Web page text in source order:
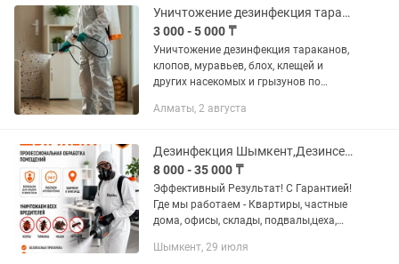
Работаем с...
Уничтожение дезинфекция тараканов, клопов, муравьев, блох, клещей и других
3 000 - 5 000 ₸
Уничтожение дезинфекция тараканов,
клопов, муравьев, блох, клещей и
других насекомых и грызунов по
безопасна для детей животных - На
осуществляетсятается...
Алматы, 2 августа
Дезинфекция Шымкент,Дезинсекция,обработка уничтожение тараканов,клопов,блох
8 000 - 35 000 ₸
Эффективный Результат! С Гарантией!
Где мы работаем - Квартиры, частные
дома, офисы, склады, подвалы,цеха,
объекты Шымкента и обл. Позвоните
Шымкент, 29 июля